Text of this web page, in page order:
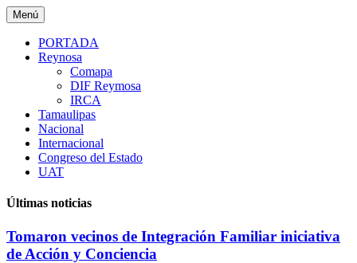
Saltar
al
contenido
Menú
PORTADA
Reynosa
Comapa
DIF Reymosa
IRCA
Tamaulipas
Nacional
Internacional
Congreso del Estado
UAT
Últimas noticias
Tomaron vecinos de Integración Familiar iniciativa
de Acción y Conciencia